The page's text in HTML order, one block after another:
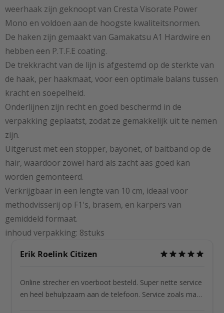
weerhaak zijn geknoopt van Cresta Visorate Power
Mono en voldoen aan de hoogste kwaliteitsnormen.
De haken zijn gemaakt van Gamakatsu A1 Hardwire en
hebben een P.T.F.E coating.
De trekkracht van de lijn is afgestemd op de sterkte van
de haak, per haakmaat, voor een optimale balans tussen
kracht en soepelheid.
Onderlijnen zijn recht en goed beschermd in de
verpakking geplaatst, zodat ze gemakkelijk uit te nemen
zijn.
Uitgerust met een stopper, bayonet, of baitband op de
hair, waardoor zowel hard als zacht aas goed kan
worden gemonteerd.
Verkrijgbaar in een lengte van 10 cm, ideaal voor
methodvisserij op F1's, brasem, en karpers van
gemiddeld formaat.
inhoud verpakking: 8stuks
Erik Roelink Citizen
Online strecher en voerboot besteld. Super nette service
en heel behulpzaam aan de telefoon. Service zoals mag